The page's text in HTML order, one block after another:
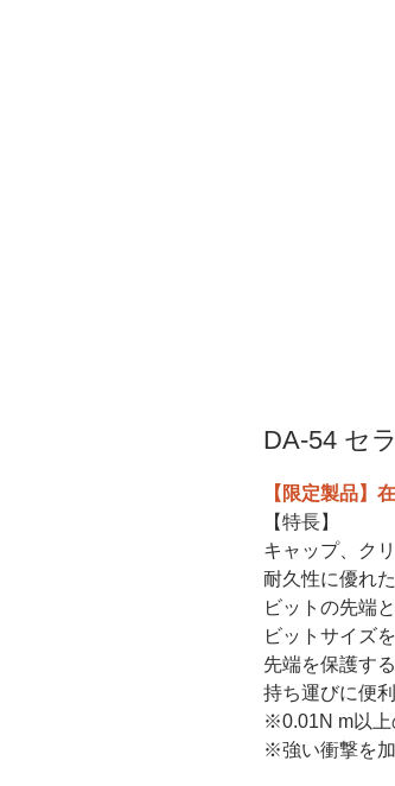
DA-54 セ
【限定製品】
【特長】
キャップ、ク
耐久性に優れ
ビットの先端
ビットサイズ
先端を保護す
持ち運びに便
※0.01N m以上
※強い衝撃を